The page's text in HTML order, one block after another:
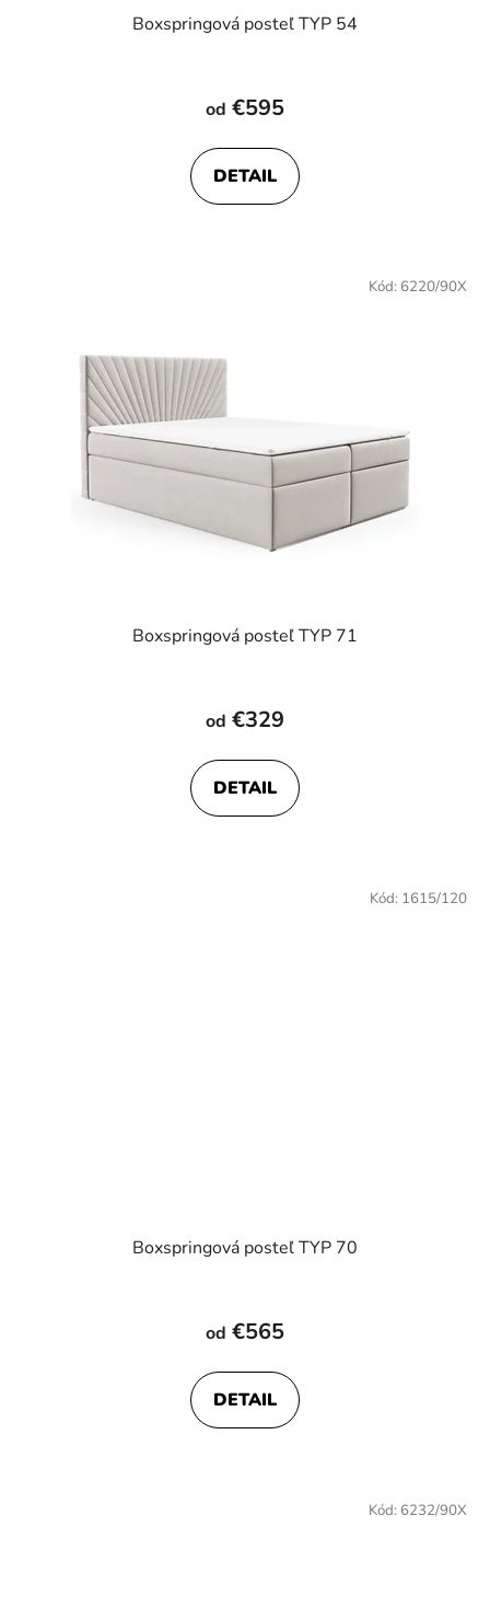
Boxspringová posteľ TYP 54
od €595
DETAIL
Boxspringová posteľ TYP 71
hodnotenie
je
4,5
od €329
DETAIL
Kód: 6220/90X
Boxspringová posteľ TYP 70
od €565
DETAIL
Kód: 1615/120
Kód: 6232/90X